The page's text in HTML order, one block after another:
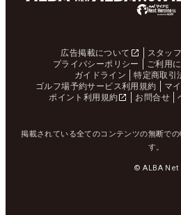
広告掲載について スタッ
プライバシーポリシー
ご利用
ガイドライン
特定商取引
ゴルフ場予約サービス利用規約
マ
ポイント利用規約
お問合せ
掲載されている全てのコンテンツの無断で
す。
© ALBA Net